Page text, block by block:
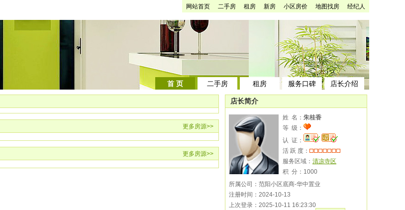
网站首页 二手房 租房 新房 小区房价 地图找房 经纪人
首 页 二手房 租房 服务口碑 店长介绍
更多房源>>
更多房源>>
店长简介
姓 名： 朱桂香
等 级：
认 证：
活 跃 度：
服务区域： 清凉寺区
积 分： 1000
所属公司：范阳小区底商-华中置业
注册时间：2024-10-13
上次登录：2025-10-11 16:23:30